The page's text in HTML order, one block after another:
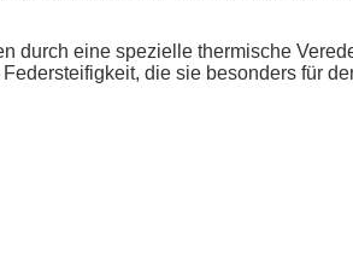
durch eine spezielle thermische
die sie besonders für